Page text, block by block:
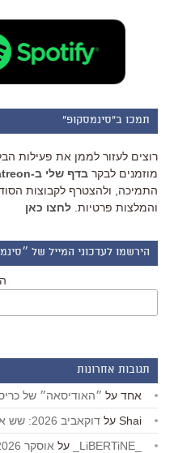
תמכו ב"סינמסקופ"
רוצים לעזור לממן את פעילות
מוזמנים לבקר בדף שלי ב-Patreon
התמיכה, ולהצטרף לקבוצות
והמלצות פרטיות. לחצו כאן
הירשמו לעדכוני המייל של
תגובות אחרונות
אחד על ״האודיסאה״ של
Shai על דוקאביב 2026: שש או שבע המלצות
על אוסקר 2026: כל הזוכים